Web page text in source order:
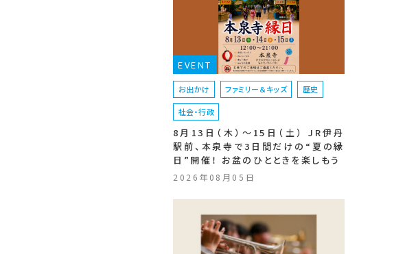
EVENT
お出かけ ファミリー＆キッズ 歴史
社会・行政
8月13日（木）〜15日（土） JR伊丹
駅前、本泉寺で3日間だけの“夏の縁
日”開催！ お盆のひとときを楽しもう
2026年08月05日